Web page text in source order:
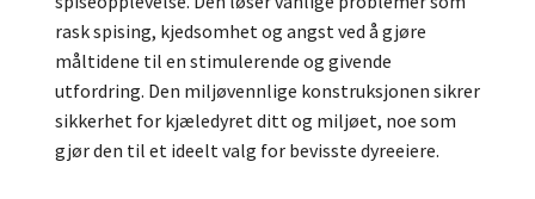
rask spising, kjedsomhet og angst ved å gjøre
måltidene til en stimulerende og givende
utfordring. Den miljøvennlige konstruksjonen sikrer
sikkerhet for kjæledyret ditt og miljøet, noe som
gjør den til et ideelt valg for bevisste dyreeiere.